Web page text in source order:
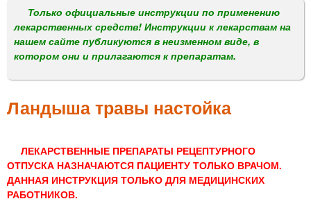
м
е
н
Только официальные инструкции по применению
лекарственных средств! Инструкции к лекарствам на
нашем сайте публикуются в неизменном виде, в
котором они и прилагаются к препаратам.
Ландыша травы настойка
ЛЕКАРСТВЕННЫЕ ПРЕПАРАТЫ РЕЦЕПТУРНОГО
ОТПУСКА НАЗНАЧАЮТСЯ ПАЦИЕНТУ ТОЛЬКО ВРАЧОМ.
ДАННАЯ ИНСТРУКЦИЯ ТОЛЬКО ДЛЯ МЕДИЦИНСКИХ
РАБОТНИКОВ.